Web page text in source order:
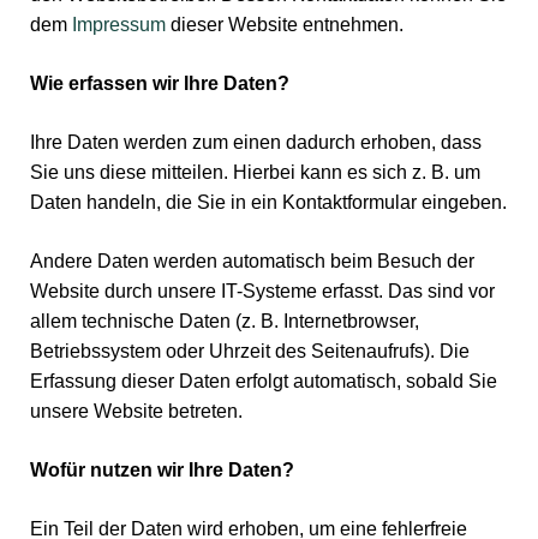
dem Impressumdieser Website entnehmen.
Wie erfassen wir Ihre Daten?
Ihre Daten werden zum einen dadurch erhoben, dass
Sie uns diese mitteilen. Hierbei kann es sich z. B. um
Daten handeln, die Sie in ein Kontaktformular eingeben.
Andere Daten werden automatisch beim Besuch der
Website durch unsere IT-Systeme erfasst. Das sind vor
allem technische Daten (z. B. Internetbrowser,
Betriebssystem oder Uhrzeit des Seitenaufrufs). Die
Erfassung dieser Daten erfolgt automatisch, sobald Sie
unsere Website betreten.
Wofür nutzen wir Ihre Daten?
Ein Teil der Daten wird erhoben, um eine fehlerfreie